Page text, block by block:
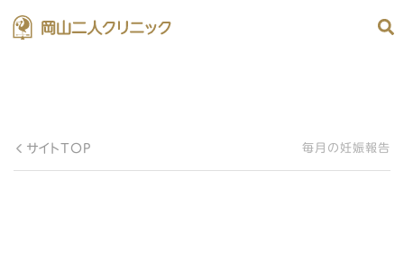
サイトTOP 毎月の妊娠報告